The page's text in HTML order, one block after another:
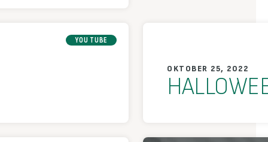
YOU TUBE
OKTOBER 25, 2022